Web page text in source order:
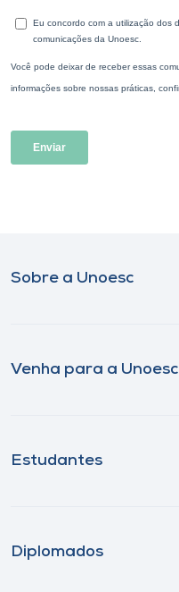
Sobre a Unoesc
Venha para a Unoesc
Estudantes
Diplomados